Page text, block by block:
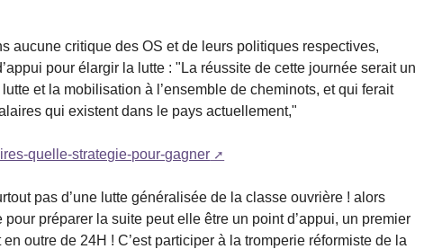
aucune critique des OS et de leurs politiques respectives,
pour élargir la lutte : "La réussite de cette journée serait un
et la mobilisation à l’ensemble de cheminots, et qui ferait
qui existent dans le pays actuellement,"
quelle-strategie-pour-gagner
pas d’une lutte généralisée de la classe ouvrière ! alors
préparer la suite peut elle être un point d’appui, un premier
outre de 24H ! C’est participer à la tromperie réformiste de la